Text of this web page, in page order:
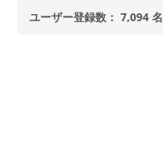
ユーザー登録数： 7,094 名